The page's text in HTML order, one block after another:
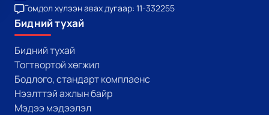
Гомдол хүлээн авах дугаар: 11-332255
Бидний тухай
Бидний тухай
Тогтвортой хөгжил
Бодлого, стандарт комплаенс
Нээлттэй ажлын байр
Мэдээ мэдээлэл